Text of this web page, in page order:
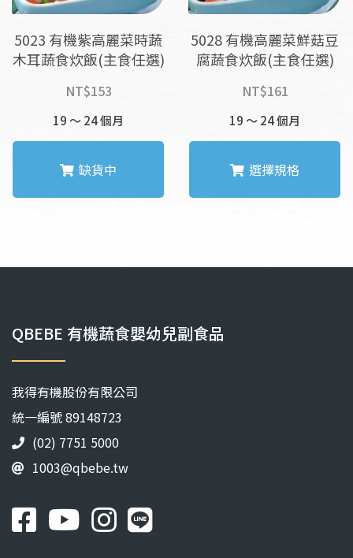
頁
面
選
擇
選
項
頁
面
選
擇
選
項
5023 有機紫高麗菜時蔬
木耳蔬食炊飯(主食任選)
NT$153
19 ～ 24 個月
缺貨中
有
式。
產
品
頁
面
選
選
項
5028 有機高麗菜鮮菇豆
腐蔬食炊飯(主食任選)
NT$161
19 ～ 24 個月
選擇規格
有
QBEBE 有機蔬食嬰幼兒副食品
我得有機股份有限公司
統⼀編號 89148723
(02) 7751 5000
1003@qbebe.tw